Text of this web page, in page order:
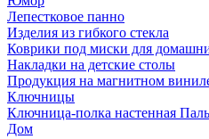
Лепестковое панно
Изделия из гибкого стекла
Коврики под миски для
Накладки на детские столы
Продукция на магнитном
Ключницы
Ключница-полка настенная
Дом